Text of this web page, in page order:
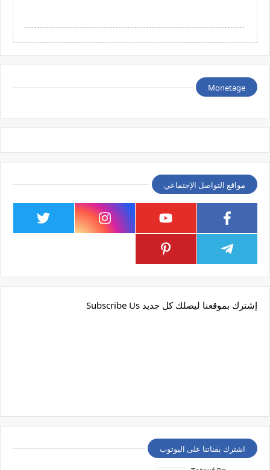
Monetage
مواقع التواصل الإجتماعي
إشترك بموقعنا ليصلك كل جديد Subscribe Us
اشترك بقناتنا على اليوتوب